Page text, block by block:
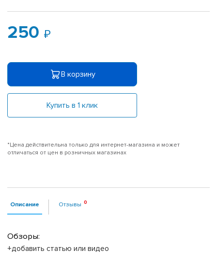
250
В корзину
Купить в 1 клик
*Цена действительна только для интернет-магазина и может
отличаться от цен в розничных магазинах
Описание Отзывы
Обзоры:
+добавить статью или видео